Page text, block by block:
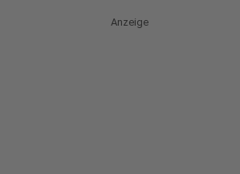
Anzeige